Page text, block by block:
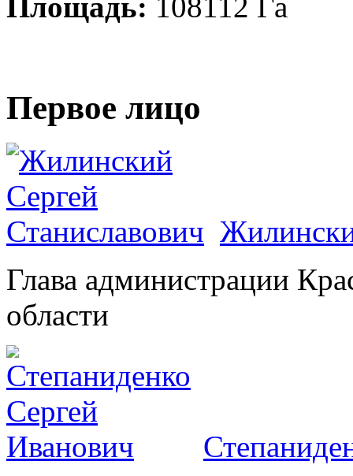
Первое лицо
Глава администрации
области